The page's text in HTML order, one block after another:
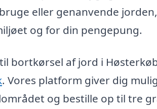
eller genanvende
og for din pengepung.
bortkørsel af jord i
. Vores platform giver dig
og bestille op til tre